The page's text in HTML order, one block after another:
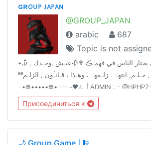
ɢʀᴏᴜᴘ ᴊᴀᴘᴀɴ
@GROUP_JAPAN
arabic
687
Topic is not
•ابتسم دائما حتى يحتار الناس في فهمـڪ ✟🥀عيـﺶ ,وحـدك , עًْْ،
تـضل . عـايش , حـلـم, انتهۂ . زلـمهہ ، وهـذا ، قـانـَٰون , الزلـم⁵⁶
┈┈‏•❉•••••❉•┈‌‏┈-🖤𓂇| ADMIN : - @HPHP7-🖤𓂇| ADMIN : -
@S_77_8
Присоединиться к
🌙 Group Game | 🕌